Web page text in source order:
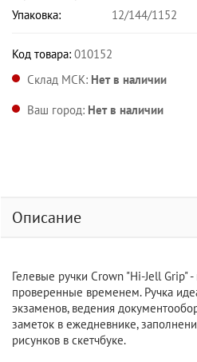
Упаковка:
12/144/1152
Код товара: 010152
Склад МСК: Нет в наличии
Ваш город: Нет в наличии
Описание
Гелевые ручки Crown "Hi-Jell Grip"
проверенные временем. Ручка
экзаменов, ведения
заметок в ежедневнике,
рисунков в скетчбуке.